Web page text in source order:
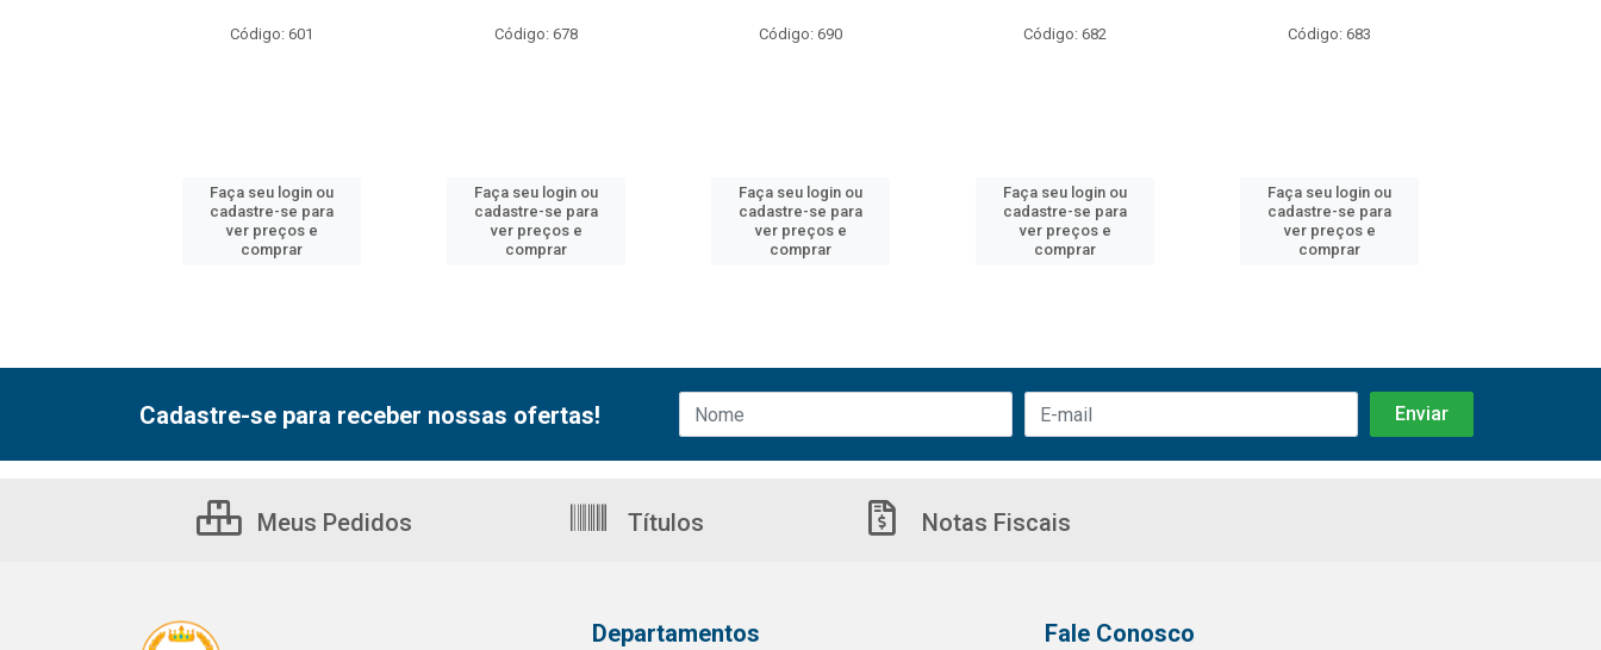
Código: 601
Faça seu login ou
cadastre-se para
ver preços e
comprar
Código: 678
Faça seu login ou
cadastre-se para
ver preços e
comprar
Código: 690
Faça seu login ou
cadastre-se para
ver preços e
comprar
Código: 682
Faça seu login ou
cadastre-se para
ver preços e
comprar
Código: 683
Faça seu login ou
cadastre-se para
ver preços e
comprar
Cadastre-se para receber nossas ofertas!
Meus Pedidos Títulos Notas Fiscais
Departamentos Fale Conosco